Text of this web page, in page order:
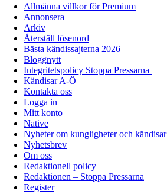
Allmänna villkor för Premium
Annonsera
Arkiv
Återställ lösenord
Bästa kändissajterna 2026
Bloggnytt
Integritetspolicy Stoppa Pressarna
Kändisar A-Ö
Kontakta oss
Logga in
Mitt konto
Native
Nyheter om kungligheter och kändisar
Nyhetsbrev
Om oss
Redaktionell policy
Redaktionen – Stoppa Pressarna
Register